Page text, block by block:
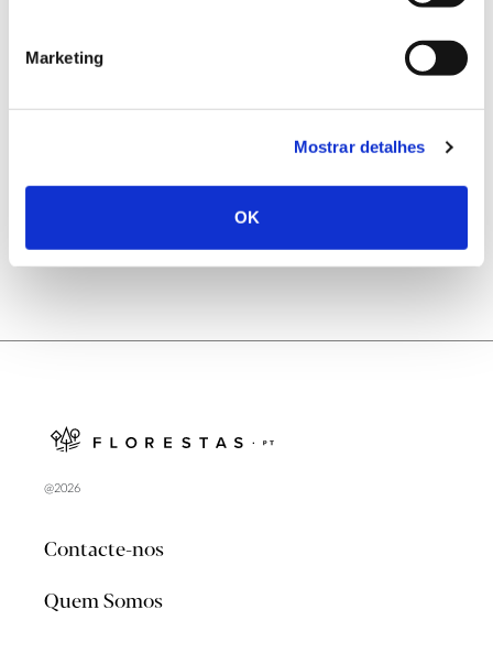
Marketing
Mostrar detalhes
OK
Natureza e florestas procuram jovens voluntários
@2026
Contacte-nos
Quem Somos